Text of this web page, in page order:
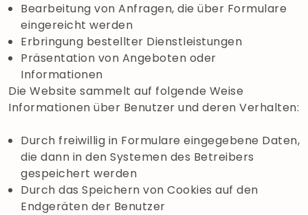
Bearbeitung von Anfragen, die über Formulare
eingereicht werden
Erbringung bestellter Dienstleistungen
Präsentation von Angeboten oder
Informationen
Die Website sammelt auf folgende Weise
Informationen über Benutzer und deren Verhalten:
Durch freiwillig in Formulare eingegebene Daten,
die dann in den Systemen des Betreibers
gespeichert werden
Durch das Speichern von Cookies auf den
Endgeräten der Benutzer